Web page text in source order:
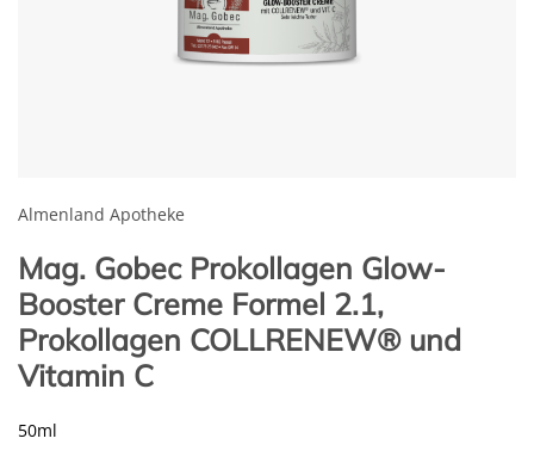
Almenland Apotheke
Mag. Gobec Prokollagen Glow-
Booster Creme Formel 2.1,
Prokollagen COLLRENEW® und
Vitamin C
50ml